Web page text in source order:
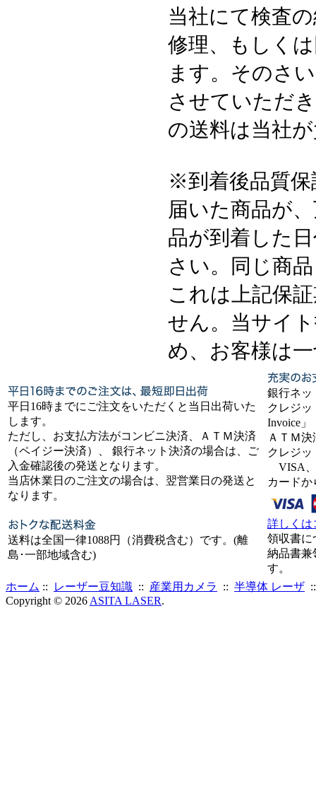
当社にて検査
修理、もしく
ます。そのさ
させていただ
の送料は当社
※到着後品質
届いた商品が
品が到着した
さい。同じ商
これは上記保
せん。当サイ
め、お客様は
平日16時までにご注文をいただくと当日出荷いた
します。
ただし、お支払方法がコンビニ決済、ＡＴＭ決済
（ペイジー決済）、 銀行ネット決済の場合は、ご
入金確認後の発送となります。
当店休業日のご注文の場合は、翌営業日の発送と
なります。
送料は全国一律1088円（消費税含む）です。(離
島･一部地域含む)
銀行ネッ
クレジッ
Invoice」
ＡＴＭ
クレジッ
VISA、
カード
詳しくは
領収書に
納品書兼
す。
ホーム :: レーザー豆知識 :: 産業用カメラ :: 半導体 レーザ
Copyright © 2026 ASITA LASER.